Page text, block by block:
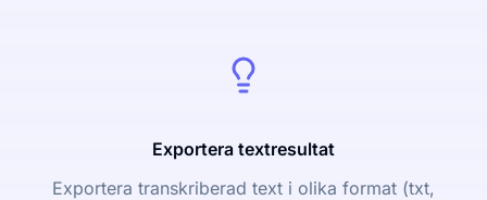
Exportera textresultat
Exportera transkriberad text i olika format (txt,